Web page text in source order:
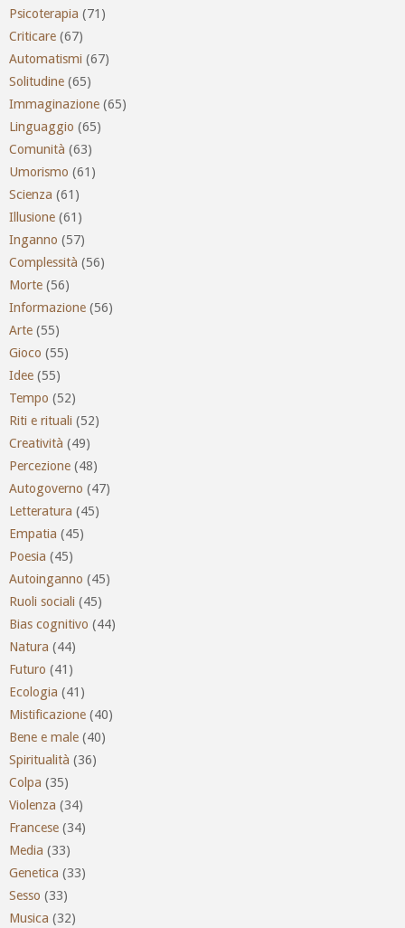
Psicoterapia (71)
Criticare (67)
Automatismi (67)
Solitudine (65)
Immaginazione (65)
Linguaggio (65)
Comunità (63)
Umorismo (61)
Scienza (61)
Illusione (61)
Inganno (57)
Complessità (56)
Morte (56)
Informazione (56)
Arte (55)
Gioco (55)
Idee (55)
Tempo (52)
Riti e rituali (52)
Creatività (49)
Percezione (48)
Autogoverno (47)
Letteratura (45)
Empatia (45)
Poesia (45)
Autoinganno (45)
Ruoli sociali (45)
Bias cognitivo (44)
Natura (44)
Futuro (41)
Ecologia (41)
Mistificazione (40)
Bene e male (40)
Spiritualità (36)
Colpa (35)
Violenza (34)
Francese (34)
Media (33)
Genetica (33)
Sesso (33)
Musica (32)